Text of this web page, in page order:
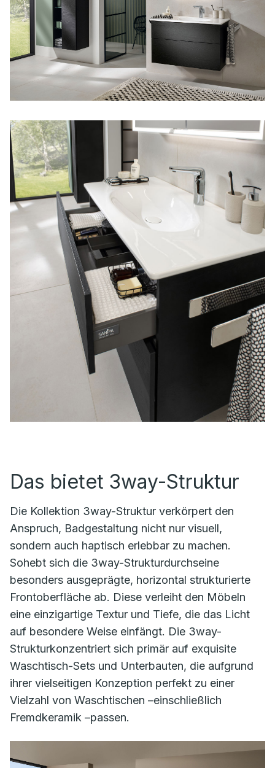
Das bietet 3way-Struktur
Die Kollektion 3way-Struktur verkörpert den
Anspruch, Badgestaltung nicht nur visuell,
sondern auch haptisch erlebbar zu machen.
Sohebt sich die 3way-Strukturdurchseine
besonders ausgeprägte, horizontal strukturierte
Frontoberfläche ab. Diese verleiht den Möbeln
eine einzigartige Textur und Tiefe, die das Licht
auf besondere Weise einfängt. Die 3way-
Strukturkonzentriert sich primär auf exquisite
Waschtisch-Sets und Unterbauten, die aufgrund
ihrer vielseitigen Konzeption perfekt zu einer
Vielzahl von Waschtischen –einschließlich
Fremdkeramik –passen.